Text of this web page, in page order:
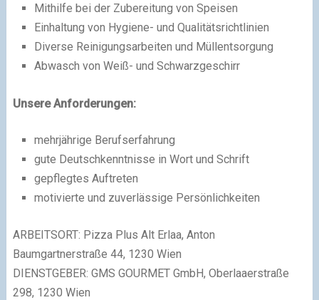
Mithilfe bei der Zubereitung von Speisen
Einhaltung von Hygiene- und Qualitätsrichtlinien
Diverse Reinigungsarbeiten und Müllentsorgung
Abwasch von Weiß- und Schwarzgeschirr
Unsere Anforderungen:
mehrjährige Berufserfahrung
gute Deutschkenntnisse in Wort und Schrift
gepflegtes Auftreten
motivierte und zuverlässige Persönlichkeiten
ARBEITSORT: Pizza Plus Alt Erlaa, Anton
Baumgartnerstraße 44, 1230 Wien
DIENSTGEBER: GMS GOURMET GmbH, Oberlaaerstraße
298, 1230 Wien